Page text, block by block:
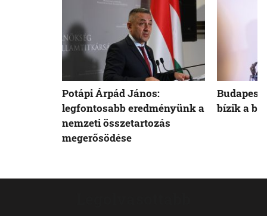
Potápi Árpád János:
legfontosabb eredményünk a
nemzeti összetartozás
megerősödése
Budapest
bízik a